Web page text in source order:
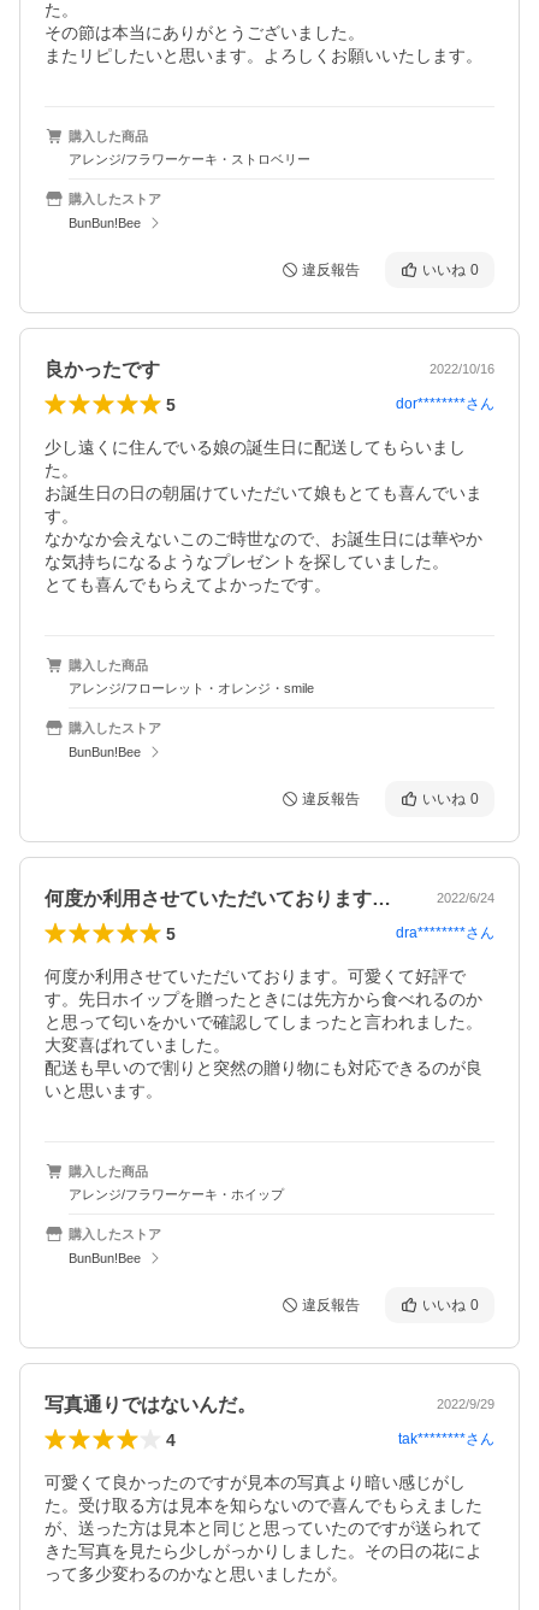
た。
その節は本当にありがとうございました。
またリピしたいと思います。よろしくお願いいたします。
購入した商品
アレンジ/フラワーケーキ・ストロベリー
購入したストア
BunBun!Bee
違反報告 いいね 0
良かったです 2022/10/16
5 dor********さん
少し遠くに住んでいる娘の誕生日に配送してもらいまし
た。
お誕生日の日の朝届けていただいて娘もとても喜んでいま
す。
なかなか会えないこのご時世なので、お誕生日には華やか
な気持ちになるようなプレゼントを探していました。
とても喜んでもらえてよかったです。
購入した商品
アレンジ/フローレット・オレンジ・smile
購入したストア
BunBun!Bee
違反報告 いいね 0
何度か利用させていただいております。可… 2022/6/24
5 dra********さん
何度か利用させていただいております。可愛くて好評で
す。先日ホイップを贈ったときには先方から食べれるのか
と思って匂いをかいで確認してしまったと言われました。
大変喜ばれていました。
配送も早いので割りと突然の贈り物にも対応できるのが良
いと思います。
購入した商品
アレンジ/フラワーケーキ・ホイップ
購入したストア
BunBun!Bee
違反報告 いいね 0
写真通りではないんだ。 2022/9/29
4 tak********さん
可愛くて良かったのですが見本の写真より暗い感じがし
た。受け取る方は見本を知らないので喜んでもらえました
が、送った方は見本と同じと思っていたのですが送られて
きた写真を見たら少しがっかりしました。その日の花によ
って多少変わるのかなと思いましたが。